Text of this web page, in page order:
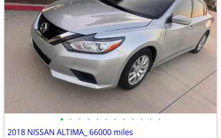
• • • • • • • • • • • •
2018 NISSAN ALTIMA_ 66000 miles